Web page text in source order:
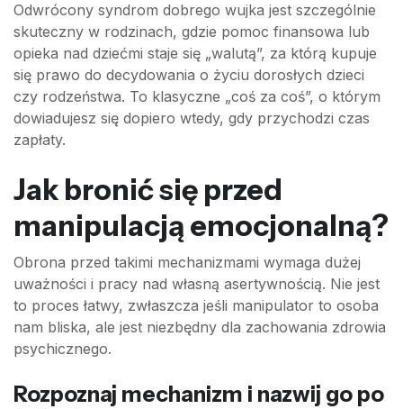
Odwrócony syndrom dobrego wujka jest szczególnie
skuteczny w rodzinach, gdzie pomoc finansowa lub
opieka nad dziećmi staje się „walutą”, za którą kupuje
się prawo do decydowania o życiu dorosłych dzieci
czy rodzeństwa. To klasyczne „coś za coś”, o którym
dowiadujesz się dopiero wtedy, gdy przychodzi czas
zapłaty.
Jak bronić się przed
manipulacją emocjonalną?
Obrona przed takimi mechanizmami wymaga dużej
uważności i pracy nad własną asertywnością. Nie jest
to proces łatwy, zwłaszcza jeśli manipulator to osoba
nam bliska, ale jest niezbędny dla zachowania zdrowia
psychicznego.
Rozpoznaj mechanizm i nazwij go po